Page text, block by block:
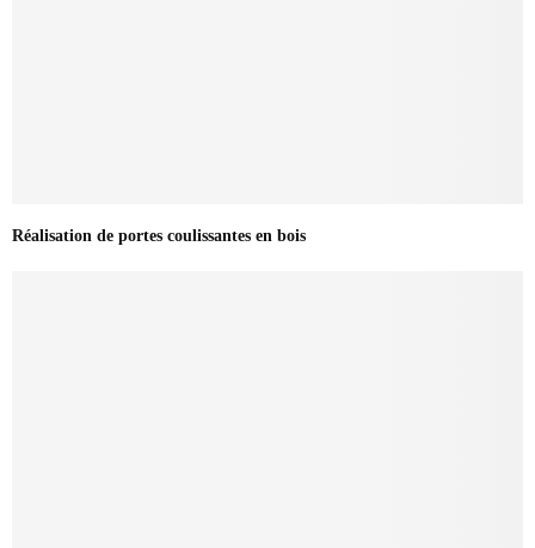
Réalisation de portes coulissantes en bois